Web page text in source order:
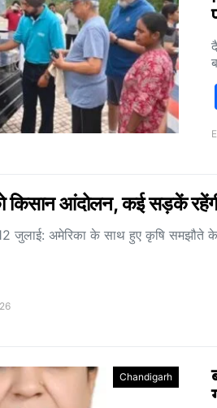
किसान आंदोलन, कई सड़कें
जुलाई: अमेरिका के साथ हुए कृषि समझौते
Chandigarh